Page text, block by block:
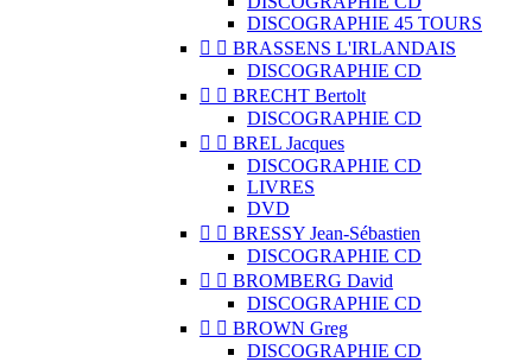
DISCOGRAPHIE 45 TOURS
  BRASSENS L'IRLANDAIS
DISCOGRAPHIE CD
  BRECHT Bertolt
DISCOGRAPHIE CD
  BREL Jacques
DISCOGRAPHIE CD
LIVRES
DVD
  BRESSY Jean-Sébastien
DISCOGRAPHIE CD
  BROMBERG David
DISCOGRAPHIE CD
  BROWN Greg
DISCOGRAPHIE CD